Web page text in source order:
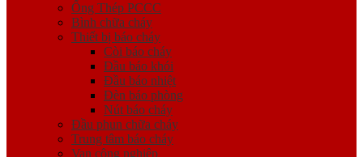
Ống Thép PCCC
Bình chữa cháy
Thiết bị báo cháy
Còi báo cháy
Đầu báo khói
Đầu báo nhiệt
Đèn báo phòng
Nút báo cháy
Đầu phun chữa cháy
Trung tâm báo cháy
Van công nghiệp